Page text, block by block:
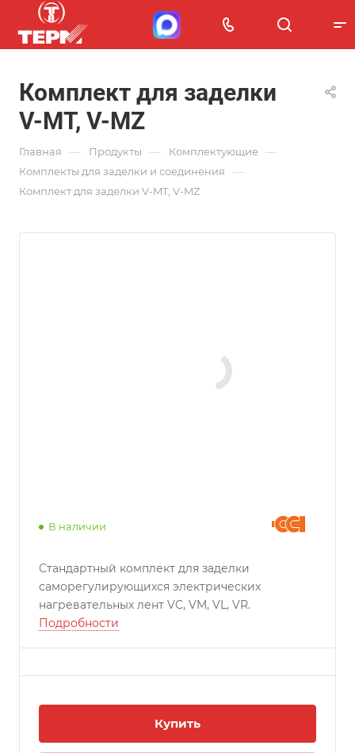
Комплект для заделки
V-MT, V-MZ
Главная — Продукты — Комплектующие —
Комплекты для заделки и соединения —
Комплект для заделки V-MT, V-MZ
В наличии
Стандартный комплект для заделки
саморегулирующихся электрических
нагревательных лент VC, VM, VL, VR.
Подробности
Купить